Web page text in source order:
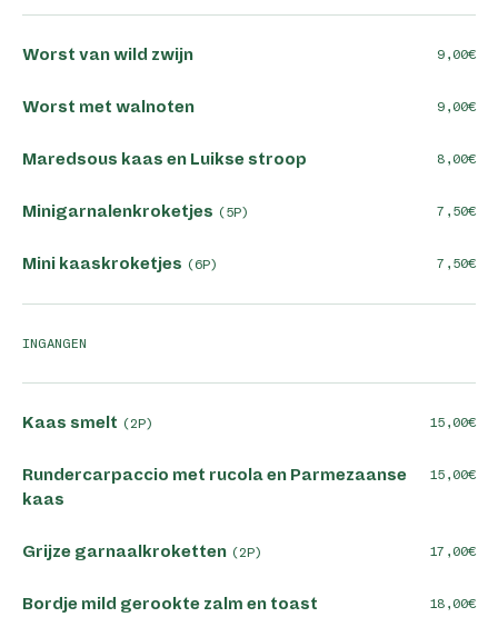
Worst van wild zwijn 9,00
Worst met walnoten 9,00
Maredsous kaas en Luikse stroop 8,00
Minigarnalenkroketjes (5P) 7,50
Mini kaaskroketjes (6P) 7,50
INGANGEN
Kaas smelt (2P) 15,00
Rundercarpaccio met rucola en Parmezaanse
kaas
15,00
Grijze garnaalkroketten (2P) 17,00
Bordje mild gerookte zalm en toast 18,00